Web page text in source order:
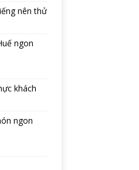
nên thử
ngon
khách
ngon